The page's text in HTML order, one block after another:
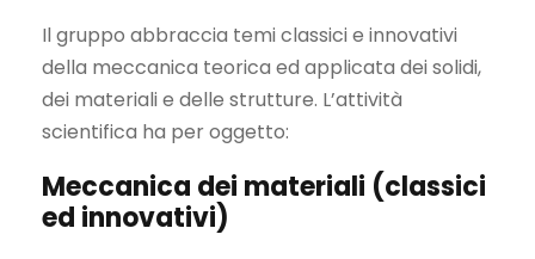
Il gruppo abbraccia temi classici e innovativi
della meccanica teorica ed applicata dei solidi,
dei materiali e delle strutture. L’attività
scientifica ha per oggetto:
Meccanica dei materiali (classici
ed innovativi)